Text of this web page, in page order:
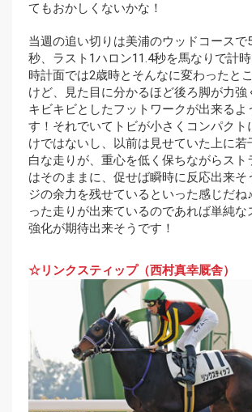
てもおかしくないかな！
当週の追い切りは美浦のウッドコースで
秒、ラスト1ハロン11.4秒を馬なりで計
時計面では2歳時とそんなに変わったと
けど、見た目に分かるほど後ろ脚が力強
キビキビとしたフットワークが出来るよ
す！それでいてトビが小さくコンパクト
けではないし、以前は見せていた上に若
白な走りが、重心を低く保ちながらスト
はそのままに、促せば瞬時に反応出来そ
ジの余力を残せているといった感じだね
った走りが出来ているのであれば単純な
強化が期待出来そうです！
☆リンクスティップ（西村真幸厩舎）